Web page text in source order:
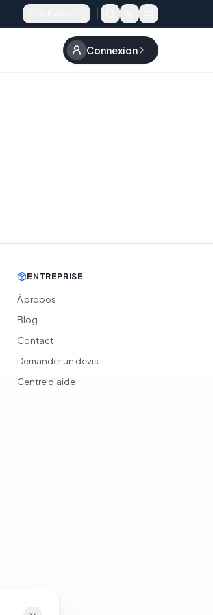
Connexion
ENTREPRISE
À propos
Blog
Contact
Demander un devis
Centre d'aide